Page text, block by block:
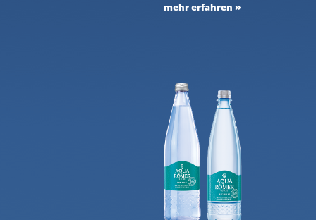
mehr erfahren